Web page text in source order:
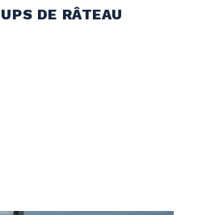
DE RÂTEAU